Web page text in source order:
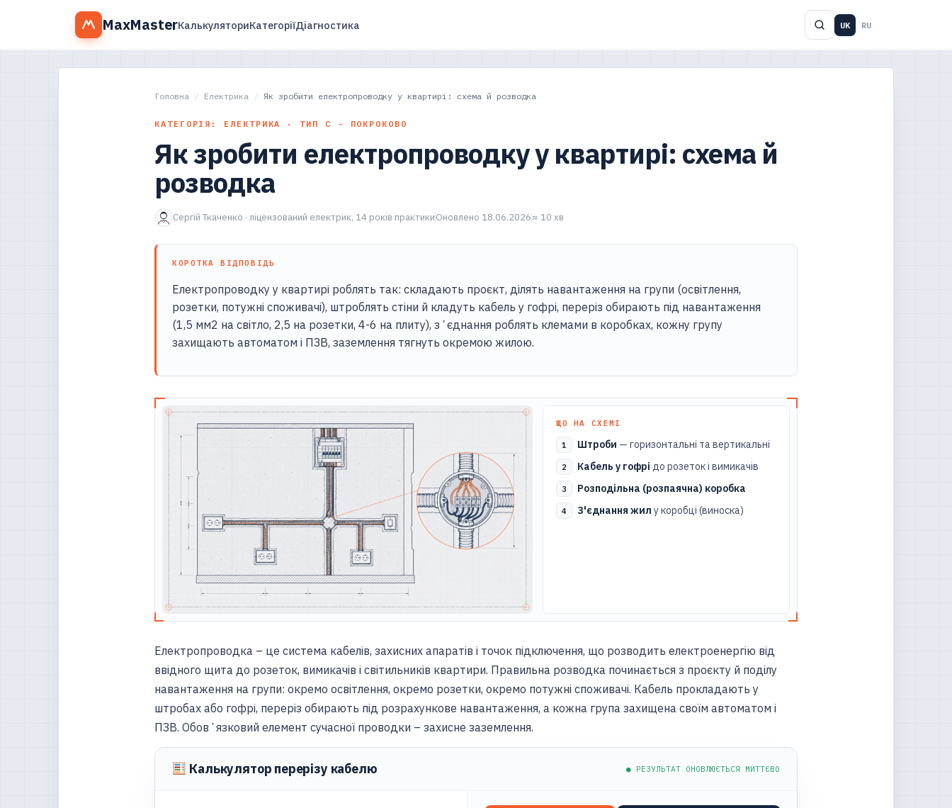
MaxMasterКалькуляториКатегоріїДіагностика UK RU
Головна / Електрика / Як зробити електропроводку у квартирі: схема й розводка
КАТЕГОРІЯ: ЕЛЕКТРИКА · ТИП С - ПОКРОКОВО
Як зробити електропроводку у квартирі: схема й
розводка
Сергій Ткаченко · ліцензований електрик, 14 років практикиОновлено 18.06.2026≈ 10 хв
КОРОТКА ВІДПОВІДЬ
Електропроводку у квартирі роблять так: складають проєкт, ділять навантаження на групи (освітлення,
розетки, потужні споживачі), штроблять стіни й кладуть кабель у гофрі, переріз обирають під навантаження
(1,5 мм2 на світло, 2,5 на розетки, 4-6 на плиту), зʼєднання роблять клемами в коробках, кожну групу
захищають автоматом і ПЗВ, заземлення тягнуть окремою жилою.
ЩО НА СХЕМІ
Штроби — горизонтальні та вертикальні
Кабель у гофрі до розеток і вимикачів
Розподільна (розпаячна) коробка
З'єднання жил у коробці (виноска)
Електропроводка – це система кабелів, захисних апаратів і точок підключення, що розводить електроенергію від
ввідного щита до розеток, вимикачів і світильників квартири. Правильна розводка починається з проєкту й поділу
навантаження на групи: окремо освітлення, окремо розетки, окремо потужні споживачі. Кабель прокладають у
штробах або гофрі, переріз обирають під розрахункове навантаження, а кожна група захищена своїм автоматом і
ПЗВ. Обовʼязковий елемент сучасної проводки – захисне заземлення.
Калькулятор перерізу кабелю ● РЕЗУЛЬТАТ ОНОВЛЮЄТЬСЯ МИТТЄВО